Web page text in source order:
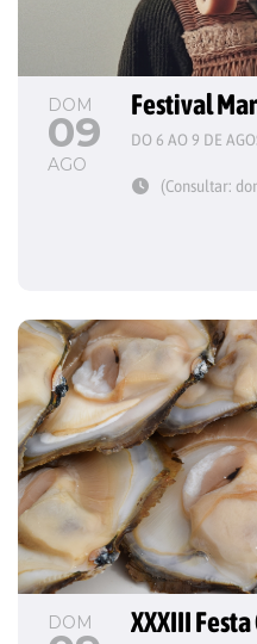
DOM
09
AGO
Festival
DO 6 AO 9 DE
(Consultar:
DOM XXXIII